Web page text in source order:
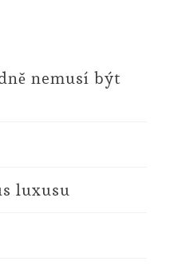
nemusí být
luxusu